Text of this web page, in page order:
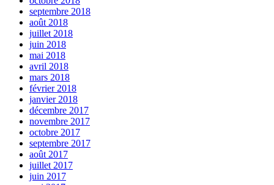
septembre 2018
août 2018
juillet 2018
juin 2018
mai 2018
avril 2018
mars 2018
février 2018
janvier 2018
décembre 2017
novembre 2017
octobre 2017
septembre 2017
août 2017
juillet 2017
juin 2017